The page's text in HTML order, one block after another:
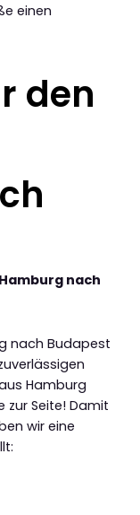
einen
den
nach
nach Budapest
Hamburg
Seite! Damit
wir eine